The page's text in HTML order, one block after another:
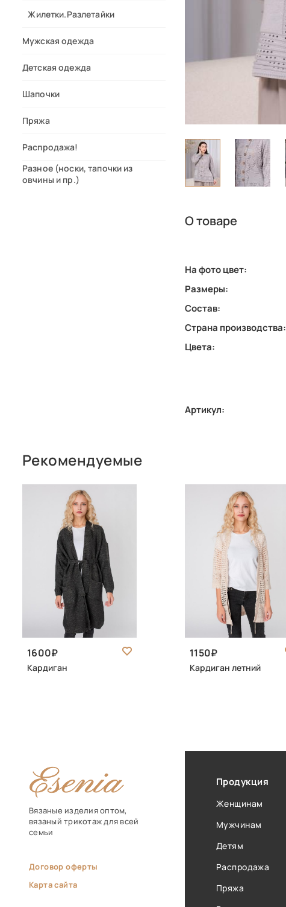
Жилетки.Разлетайки
Мужская одежда
Детская одежда
Шапочки
Пряжа
Распродажа!
Разное (носки, тапочки из
овчины и пр.)
О товаре
На фото цвет:
Размеры:
Состав:
Страна производства:
Цвета:
Артикул:
Рекомендуемые
1600
Кардиган
1150
Кардиган летний
Вязаные изделия оптом,
вязаный трикотаж для всей
семьи
Договор оферты
Карта сайта
Продукция
Женщинам
Мужчинам
Детям
Распродажа
Пряжа